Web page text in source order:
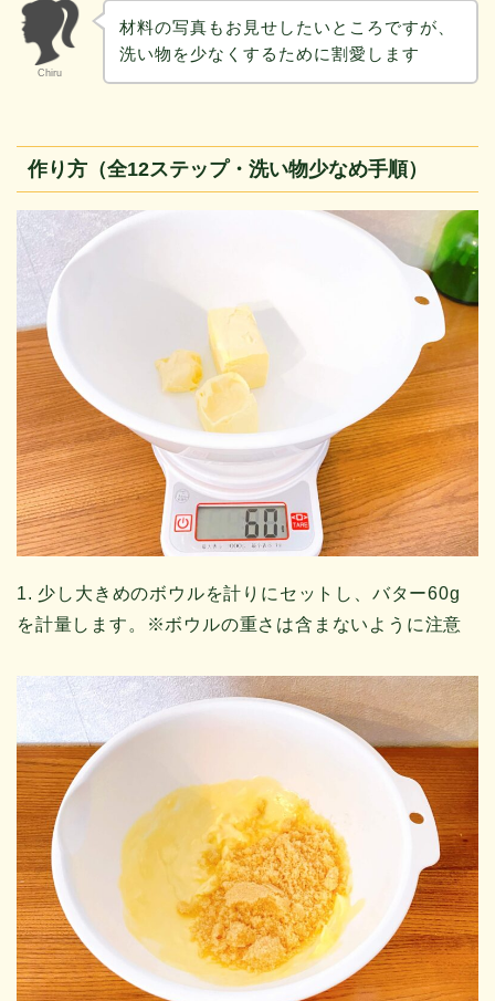
Chiru
材料の写真もお見せしたいところですが、
洗い物を少なくするために割愛します
作り方（全12ステップ・洗い物少なめ手順）
1. 少し大きめのボウルを計りにセットし、バター60g
を計量します。※ボウルの重さは含まないように注意